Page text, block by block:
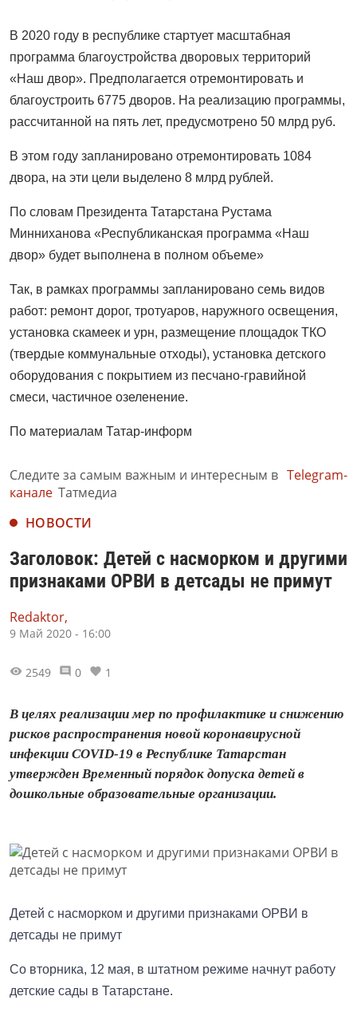
В 2020 году в республике стартует масштабная
программа благоустройства дворовых территорий
«Наш двор». Предполагается отремонтировать и
благоустроить 6775 дворов. На реализацию программы,
рассчитанной на пять лет, предусмотрено 50 млрд руб.
В этом году запланировано отремонтировать 1084
двора, на эти цели выделено 8 млрд рублей.
По словам Президента Татарстана Рустама
Минниханова «Республиканская программа «Наш
двор» будет выполнена в полном объеме»
Так, в рамках программы запланировано семь видов
работ: ремонт дорог, тротуаров, наружного освещения,
установка скамеек и урн, размещение площадок ТКО
(твердые коммунальные отходы), установка детского
оборудования с покрытием из песчано-гравийной
смеси, частичное озеленение.
По материалам Татар-информ
Следите за самым важным и интересным в Telegram-
канале Татмедиа
НОВОСТИ
Заголовок: Детей с насморком и другими
признаками ОРВИ в детсады не примут
Redaktor,
9 Май 2020 - 16:00
2549 0 1
В целях реализации мер по профилактике и снижению
рисков распространения новой коронавирусной
инфекции COVID-19 в Республике Татарстан
утвержден Временный порядок допуска детей в
дошкольные образовательные организации.
Детей с насморком и другими признаками ОРВИ в
детсады не примут
Со вторника, 12 мая, в штатном режиме начнут работу
детские сады в Татарстане.